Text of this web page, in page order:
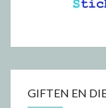
GIFTEN EN